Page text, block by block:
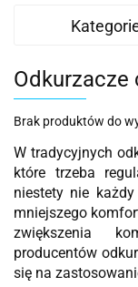
Odkurzacze
Brak produktów do
W tradycyjnych
które trzeba
niestety nie
mniejszego
zwiększenia
producentów
się na